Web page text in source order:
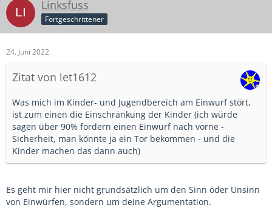
Linksfuss
Fortgeschrittener
24. Juni 2022
Zitat von let1612
Was mich im Kinder- und Jugendbereich am Einwurf stört,
ist zum einen die Einschränkung der Kinder (ich würde
sagen über 90% fordern einen Einwurf nach vorne -
Sicherheit, man könnte ja ein Tor bekommen - und die
Kinder machen das dann auch)
Es geht mir hier nicht grundsätzlich um den Sinn oder Unsinn
von Einwürfen, sondern um deine Argumentation.